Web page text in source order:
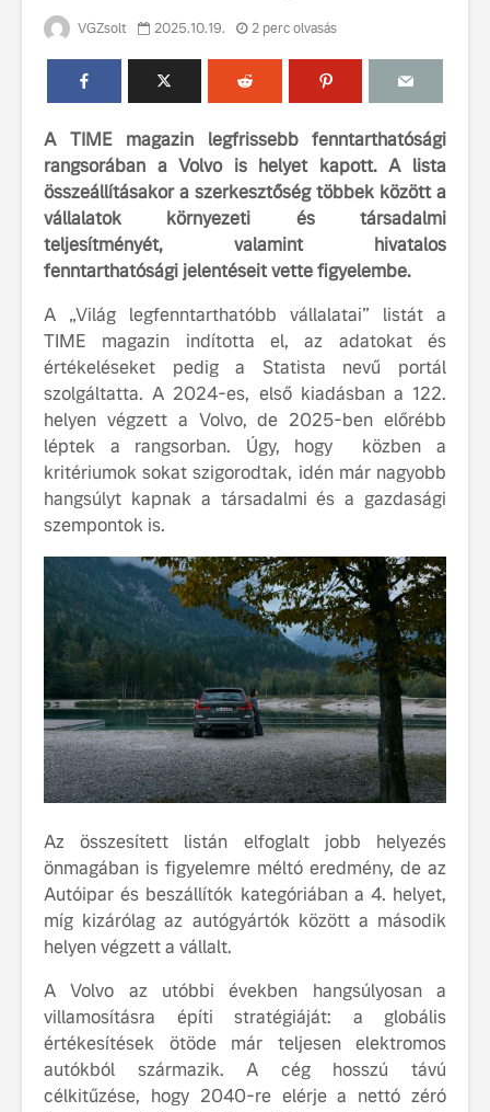
VGZsolt 2025.10.19. 2 perc olvasás
A TIME magazin legfrissebb fenntarthatósági
rangsorában a Volvo is helyet kapott. A lista
összeállításakor a szerkesztőség többek között a
vállalatok környezeti és társadalmi
teljesítményét, valamint hivatalos
fenntarthatósági jelentéseit vette figyelembe.
A „Világ legfenntarthatóbb vállalatai” listát a
TIME magazin indította el, az adatokat és
értékeléseket pedig a Statista nevű portál
szolgáltatta. A 2024-es, első kiadásban a 122.
helyen végzett a Volvo, de 2025-ben előrébb
léptek a rangsorban. Úgy, hogy közben a
kritériumok sokat szigorodtak, idén már nagyobb
hangsúlyt kapnak a társadalmi és a gazdasági
szempontok is.
Az összesített listán elfoglalt jobb helyezés
önmagában is figyelemre méltó eredmény, de az
Autóipar és beszállítók kategóriában a 4. helyet,
míg kizárólag az autógyártók között a második
helyen végzett a vállalt.
A Volvo az utóbbi években hangsúlyosan a
villamosításra építi stratégiáját: a globális
értékesítések ötöde már teljesen elektromos
autókból származik. A cég hosszú távú
célkitűzése, hogy 2040-re elérje a nettó zéró
99 éves fennállását
ünnepli a Volvo
Volvo élmények a
Lajvér Pikniken
Milliók számára lett
elérhető a Volvo
Car UX élmény
Az új
szintre
gondosan
amelynek
Az autó,
tisztán
Volvo
99 éves fennállását
ünnepli a Volvo
Lajvér Pikniken
Milliók számára lett
elérhető a Volvo
Car UX élmény
Az új
szintre
A Volvo
bemutatja
gondosan
Az autó,